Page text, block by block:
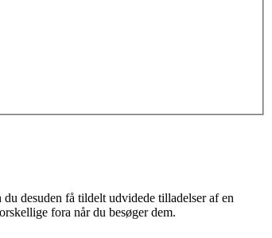
desuden få tildelt udvidede tilladelser af en
fora når du besøger dem.